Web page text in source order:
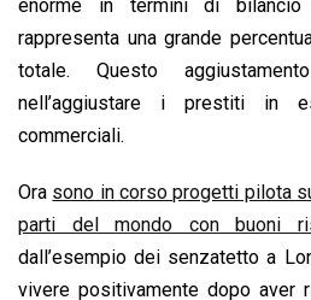
enorme in termini di
rappresenta una grande
totale. Questo
nell’aggiustare i prestiti in
commerciali.
Ora sono in corso progetti pilota
parti del mondo con buoni
dall’esempio dei senzatetto a
vivere positivamente dopo aver